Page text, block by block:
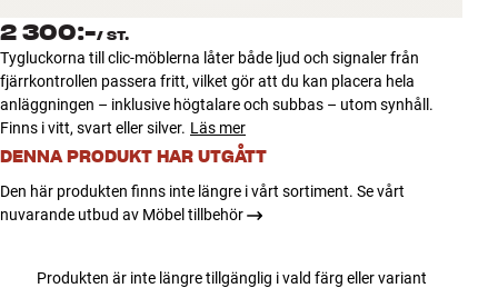
Logga in
Kundtjänst
Bygg med ljud
Företag
2 300:-/ ST.
Tygluckorna till clic-möblerna låter både ljud och signaler från
fjärrkontrollen passera fritt, vilket gör att du kan placera hela
anläggningen – inklusive högtalare och subbas – utom synhåll.
Finns i vitt, svart eller silver. Läs mer
DENNA PRODUKT HAR UTGÅTT
Den här produkten finns inte längre i vårt sortiment. Se vårt
nuvarande utbud av Möbel tillbehör
Produkten är inte längre tillgänglig i vald färg eller variant